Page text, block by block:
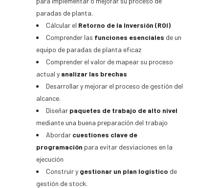
paradas de planta.
Cálcular el Retorno de la Inversión (ROI)
Comprender las funciones esenciales de un
equipo de paradas de planta eficaz
Comprender el valor de mapear su proceso
actual y analizar las brechas
Desarrollar y mejorar el proceso de gestión del
alcance.
Diseñar paquetes de trabajo de alto nivel
mediante una buena preparación del trabajo
Abordar cuestiones clave de
programación para evitar desviaciones en la
ejecución
Construir y gestionar un plan logístico de
gestión de stock.